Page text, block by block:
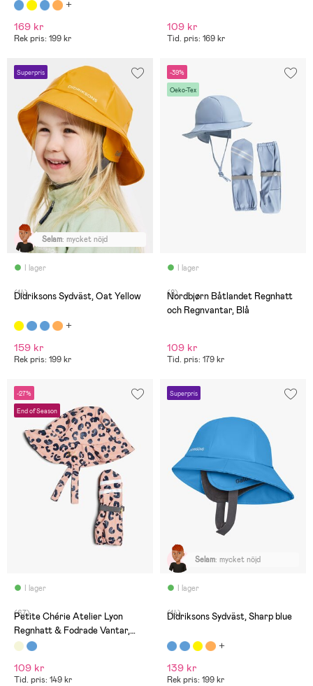
169 kr
Rek pris: 199 kr
109 kr
Tid. pris: 169 kr
Superpris
I lager
Selam: mycket nöjd
(14)
Didriksons Sydväst, Oat Yellow
159 kr
Rek pris: 199 kr
-39%
Oeko-Tex
I lager
(8)
Nordbjørn Båtlandet Regnhatt
och Regnvantar, Blå
109 kr
Tid. pris: 179 kr
-27%
End of Season
I lager
(67)
Petite Chérie Atelier Lyon
Regnhatt & Fodrade Vantar,
Leo Mellow Rose
109 kr
Tid. pris: 149 kr
Superpris
I lager
Selam: mycket nöjd
(14)
Didriksons Sydväst, Sharp blue
139 kr
Rek pris: 199 kr